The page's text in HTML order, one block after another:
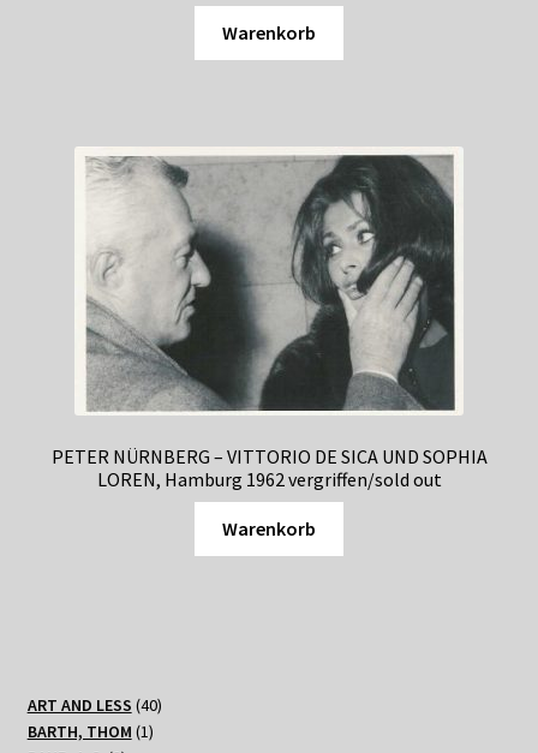
Warenkorb
PETER NÜRNBERG – VITTORIO DE SICA UND SOPHIA
LOREN, Hamburg 1962 vergriffen/sold out
Warenkorb
ART AND LESS 4040
BARTH, THOM 11